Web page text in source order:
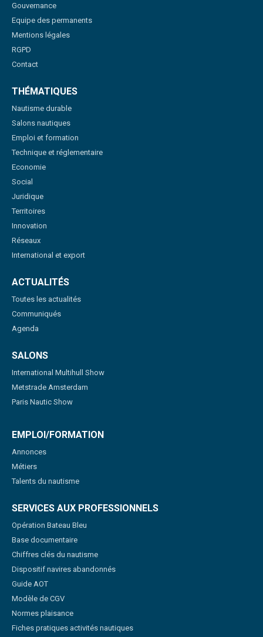
Gouvernance
Equipe des permanents
Mentions légales
RGPD
Contact
THÉMATIQUES
Nautisme durable
Salons nautiques
Emploi et formation
Technique et réglementaire
Economie
Social
Juridique
Territoires
Innovation
Réseaux
International et export
ACTUALITÉS
Toutes les actualités
Communiqués
Agenda
SALONS
International Multihull Show
Metstrade Amsterdam
Paris Nautic Show
EMPLOI/FORMATION
Annonces
Métiers
Talents du nautisme
SERVICES AUX PROFESSIONNELS
Opération Bateau Bleu
Base documentaire
Chiffres clés du nautisme
Dispositif navires abandonnés
Guide AOT
Modèle de CGV
Normes plaisance
Fiches pratiques activités nautiques